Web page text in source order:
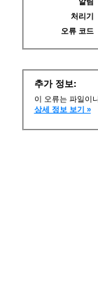
처리기
오류 코드
추가 정보:
이 오류는 파일이
상세 정보 보기 »